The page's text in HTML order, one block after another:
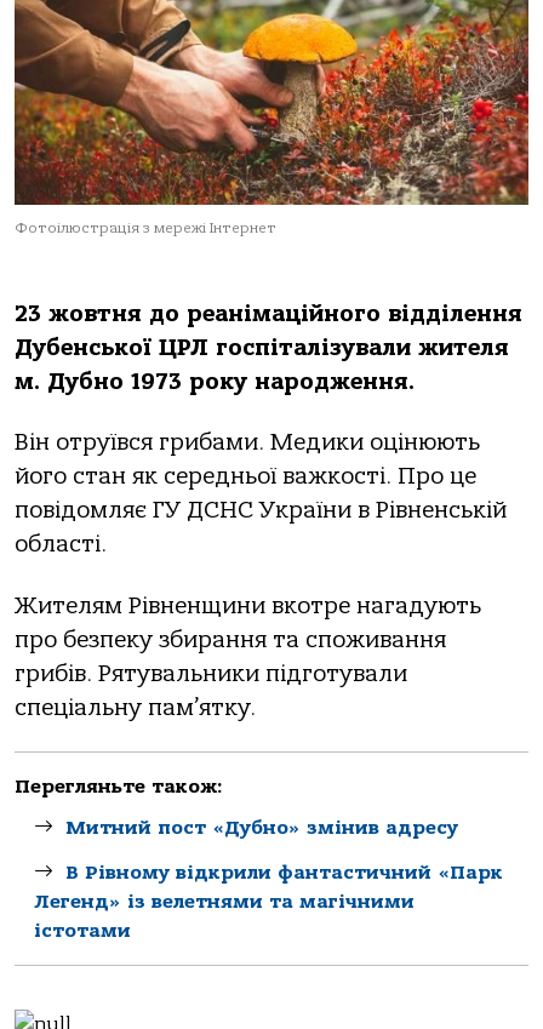
Фотоілюстрація з мережі Інтернет
23 жовтня до реанімаційного відділення
Дубенської ЦРЛ госпіталізували жителя
м. Дубно 1973 року народження.
Він отруївся грибами. Медики оцінюють
його стан як середньої важкості. Про це
повідомляє ГУ ДСНС України в Рівненській
області.
Жителям Рівненщини вкотре нагадують
про безпеку збирання та споживання
грибів. Рятувальники підготували
спеціальну пам’ятку.
Перегляньте також:
Митний пост «Дубно» змінив адресу
В Рівному відкрили фантастичний «Парк
Легенд» із велетнями та магічними
істотами